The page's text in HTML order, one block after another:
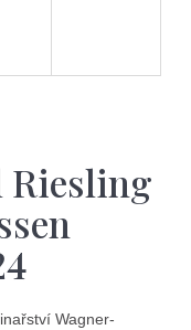
Riesling
Wagner-